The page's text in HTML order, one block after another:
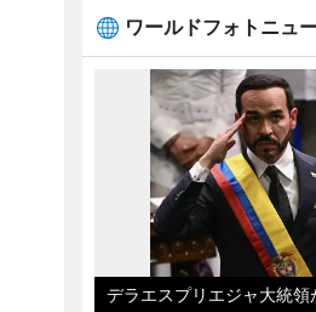
ワールドフォトニュ
デラエスプリエジャ大統領